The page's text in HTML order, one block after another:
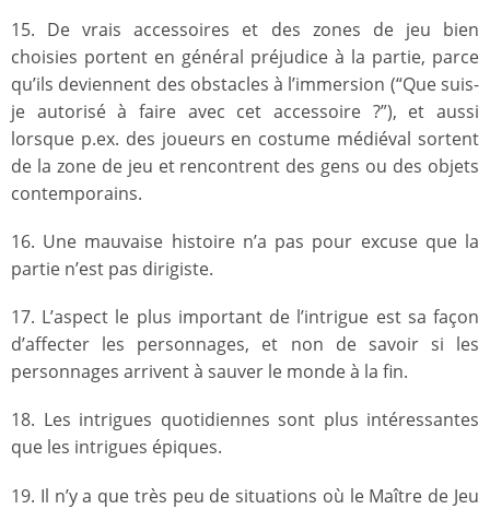
15. De vrais accessoires et des zones de jeu bien
choisies portent en général préjudice à la partie, parce
qu’ils deviennent des obstacles à l’immersion (“Que suis-
je autorisé à faire avec cet accessoire ?”), et aussi
lorsque p.ex. des joueurs en costume médiéval sortent
de la zone de jeu et rencontrent des gens ou des objets
contemporains.
16. Une mauvaise histoire n’a pas pour excuse que la
partie n’est pas dirigiste.
17. L’aspect le plus important de l’intrigue est sa façon
d’affecter les personnages, et non de savoir si les
personnages arrivent à sauver le monde à la fin.
18. Les intrigues quotidiennes sont plus intéressantes
que les intrigues épiques.
19. Il n’y a que très peu de situations où le Maître de Jeu